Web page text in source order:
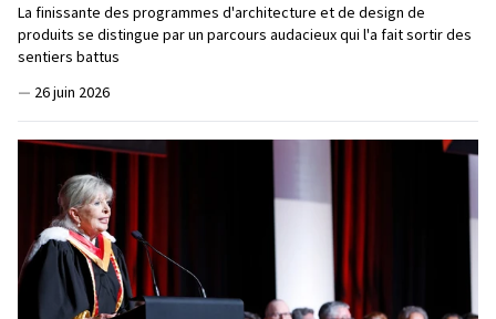
La finissante des programmes d'architecture et de design de
produits se distingue par un parcours audacieux qui l'a fait sortir des
sentiers battus
— 26 juin 2026